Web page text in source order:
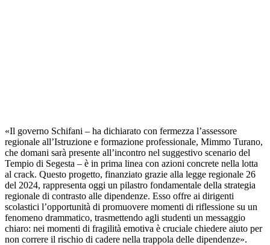
«Il governo Schifani – ha dichiarato con fermezza l’assessore
regionale all’Istruzione e formazione professionale, Mimmo Turano,
che domani sarà presente all’incontro nel suggestivo scenario del
Tempio di Segesta – è in prima linea con azioni concrete nella lotta
al crack. Questo progetto, finanziato grazie alla legge regionale 26
del 2024, rappresenta oggi un pilastro fondamentale della strategia
regionale di contrasto alle dipendenze. Esso offre ai dirigenti
scolastici l’opportunità di promuovere momenti di riflessione su un
fenomeno drammatico, trasmettendo agli studenti un messaggio
chiaro: nei momenti di fragilità emotiva è cruciale chiedere aiuto per
non correre il rischio di cadere nella trappola delle dipendenze».